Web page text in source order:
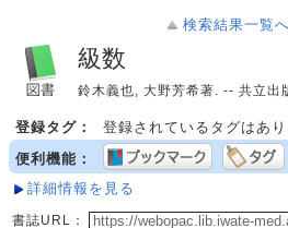
検索結果一覧
級数
鈴木義也, 大野芳希著. -- 共立
登録タグ：
登録されているタグはあ
便利機能：
詳細情報を見る
書誌URL：